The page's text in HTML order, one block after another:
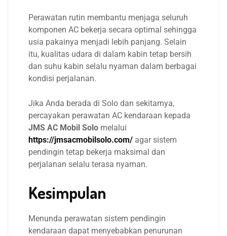
Perawatan rutin membantu menjaga seluruh
komponen AC bekerja secara optimal sehingga
usia pakainya menjadi lebih panjang. Selain
itu, kualitas udara di dalam kabin tetap bersih
dan suhu kabin selalu nyaman dalam berbagai
kondisi perjalanan.
Jika Anda berada di Solo dan sekitarnya,
percayakan perawatan AC kendaraan kepada
JMS AC Mobil Solo melalui
https://jmsacmobilsolo.com/ agar sistem
pendingin tetap bekerja maksimal dan
perjalanan selalu terasa nyaman.
Kesimpulan
Menunda perawatan sistem pendingin
kendaraan dapat menyebabkan penurunan